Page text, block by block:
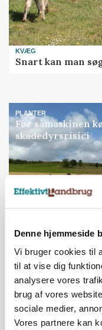
Denne hjemmeside
Vi bruger cookies til
til at vise dig
analysere vores
brug af vores
sociale medier,
Vores partnere kan
KVÆG
Snart kan man
PLANTER
Før såmaskinen
skadedyrsrisici